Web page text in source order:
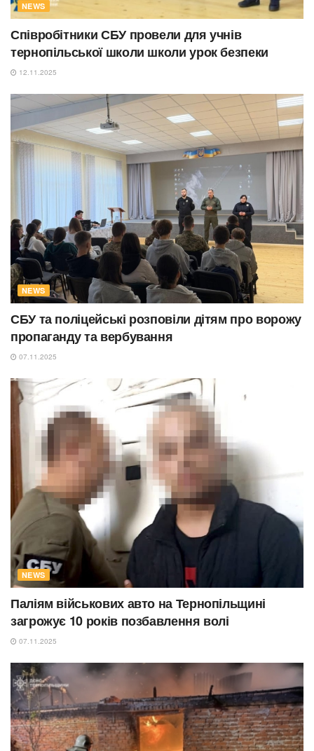
NEWS
Співробітники СБУ провели для учнів
тернопільської школи школи урок безпеки
12.11.2025
NEWS
СБУ та поліцейські розповіли дітям про ворожу
пропаганду та вербування
07.11.2025
NEWS
Паліям військових авто на Тернопільщині
загрожує 10 років позбавлення волі
07.11.2025